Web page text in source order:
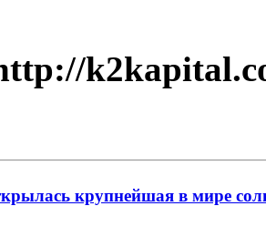
крупнейшая в мире